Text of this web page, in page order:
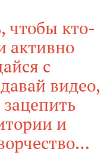
чтобы кто-
активно
с
видео,
и